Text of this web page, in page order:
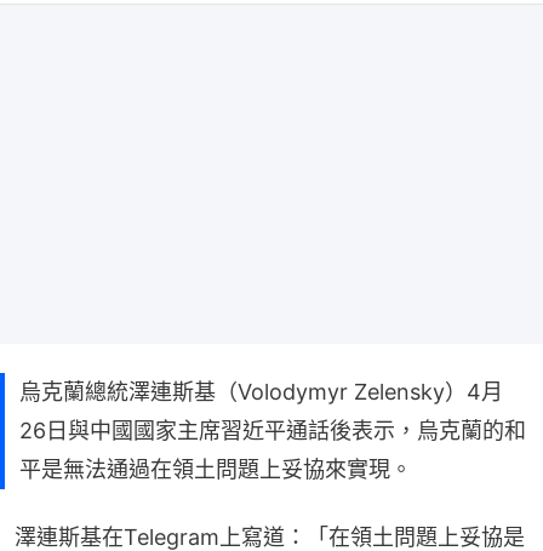
烏克蘭總統澤連斯基（Volodymyr Zelensky）4月
26日與中國國家主席習近平通話後表示，烏克蘭的和
平是無法通過在領土問題上妥協來實現。
澤連斯基在Telegram上寫道：「在領土問題上妥協是